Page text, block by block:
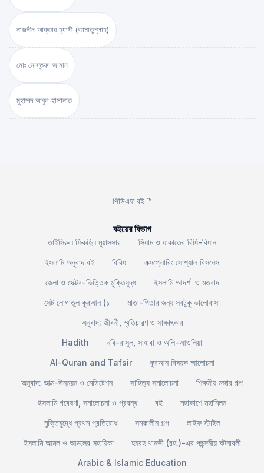
নাজনীন আক্তার হ্যাপী (আমাতুল্লাহ)
মোঃ মোস্তফা জামান
মুহাম্মদ আবুল হাসানাত
পিডিএফ বই ™
বইয়ের বিভাগ
তাইসিরুল ফিকহিল মুয়াসসার
সিয়াম ও যাকাতের বিধি-বিধান
ইসলামি অনুবাদ বই
বিবিধ
এক্সপ্লোরিং সোশ্যাল বিসনেস
জেলা ও সেক্টর-ভিত্তিক মুক্তিযুদ্ধ
ইসলামি আদর্শ ও মতবাদ
সেট লোগাতুল কুরআন (১
মাতা-পিতার জন্য সবটুকু ভালোবাসা
অনুবাদ: জীবনী, স্মৃতিচারণ ও সাক্ষাৎকার
Hadith
নবি-রাসুল, সাহাবা ও অলি-আওলিয়া
Al-Quran and Tafsir
কুরআন বিষয়ক আলোচনা
অনুবাদ: আত্ম-উন্নয়ন ও মেডিটেশন
সাহিত্য সমালোচনা
শিক্ষনীয় মজার গল্প
ইসলামি গবেষণা, সমালোচনা ও প্রবন্ধ
বই
মহাকাশে মহামিলন
মুক্তিযুদ্ধে প্রথম প্রতিরোধ
সমকালীন গল্প
লাইফ স্টাইল
ইসলামি আমল ও আমলের সহায়িকা
হযরহ থানভী (রহ.)-এর পছন্দনীয় ঘটনাবলী
Arabic & Islamic Education